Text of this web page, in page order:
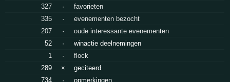
327
·
favorieten
335
·
evenementen bezocht
207
·
oude interessante evenementen
52
·
winactie deelnemingen
1
·
flock
289
×
geciteerd
734
· opmerkingen